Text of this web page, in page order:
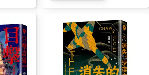
．布朗寫道：
。『你從來沒跟瑜珈大師上過床，對
。回到旅館，張國立決定暫時忘記二月十
《天使與魔鬼》，恰好翻到第五百六十三